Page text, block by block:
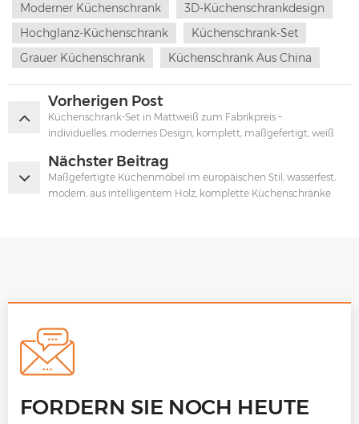
Moderner Küchenschrank
3D-Küchenschrankdesign
Hochglanz-Küchenschrank
Küchenschrank-Set
Grauer Küchenschrank
Küchenschrank Aus China
Vorherigen Post
Küchenschrank-Set in Mattweiß zum Fabrikpreis –
individuelles, modernes Design, komplett, maßgefertigt, weiß
Nächster Beitrag
Maßgefertigte Küchenmöbel im europäischen Stil, wasserfest,
modern, aus intelligentem Holz, komplette Küchenschränke
FORDERN SIE NOCH HEUTE